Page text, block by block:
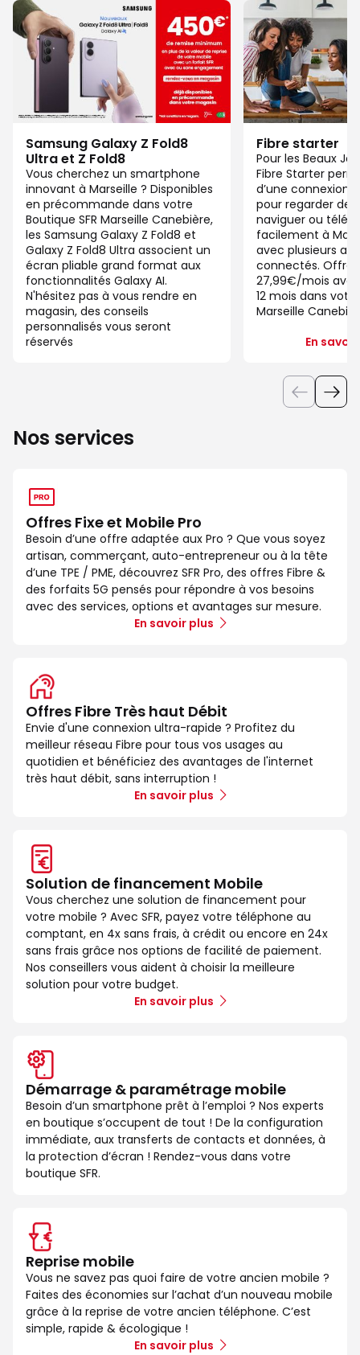
Samsung Galaxy Z Fold8
Ultra et Z Fold8
Vous cherchez un smartphone
innovant à Marseille ? Disponibles
en précommande dans votre
Boutique SFR Marseille Canebière,
les Samsung Galaxy Z Fold8 et
Galaxy Z Fold8 Ultra associent un
écran pliable grand format aux
fonctionnalités Galaxy AI.
N'hésitez pas à vous rendre en
magasin, des conseils
personnalisés vous seront
réservés
Fibre starter
Pour les Beaux
Fibre Starter
d’une connexion
pour regarder des
naviguer ou
facilement à
avec plusieurs
connectés. Offre
27,99€/mois
12 mois dans
Marseille
En
Nos services
Offres Fixe et Mobile Pro
Besoin d’une offre adaptée aux Pro ? Que vous soyez
artisan, commerçant, auto-entrepreneur ou à la tête
d’une TPE / PME, découvrez SFR Pro, des offres Fibre &
des forfaits 5G pensés pour répondre à vos besoins
avec des services, options et avantages sur mesure.
En savoir plus
Offres Fibre Très haut Débit
Envie d'une connexion ultra-rapide ? Profitez du
meilleur réseau Fibre pour tous vos usages au
quotidien et bénéficiez des avantages de l'internet
très haut débit, sans interruption !
En savoir plus
Solution de financement Mobile
Vous cherchez une solution de financement pour
votre mobile ? Avec SFR, payez votre téléphone au
comptant, en 4x sans frais, à crédit ou encore en 24x
sans frais grâce nos options de facilité de paiement.
Nos conseillers vous aident à choisir la meilleure
solution pour votre budget.
En savoir plus
Démarrage & paramétrage mobile
Besoin d’un smartphone prêt à l’emploi ? Nos experts
en boutique s’occupent de tout ! De la configuration
immédiate, aux transferts de contacts et données, à
la protection d’écran ! Rendez-vous dans votre
boutique SFR.
Reprise mobile
Vous ne savez pas quoi faire de votre ancien mobile ?
Faites des économies sur l’achat d’un nouveau mobile
grâce à la reprise de votre ancien téléphone. C’est
simple, rapide & écologique !
En savoir plus